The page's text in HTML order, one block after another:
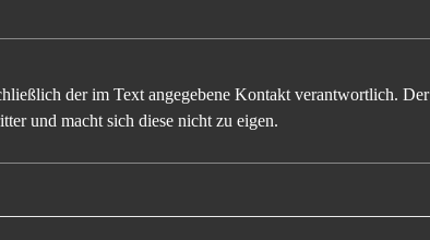
der im Text angegebene Kontakt verantwortlich. Der
und macht sich diese nicht zu eigen.